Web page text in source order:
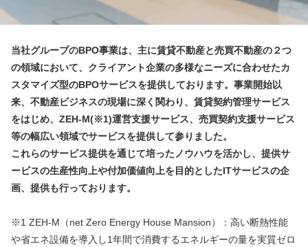
当社グループのBPO事業は、主に賃貸不動産と売買不動産の２つ
の領域において、クライアント企業の多様なニーズに合わせたカ
スタマイズ型のBPOサービスを提供しております。事業開始以
来、不動産ビジネスの現場に深く関わり、賃貸契約管理サービス
をはじめ、 ZEH-M(※1)運営支援サービス、売買契約支援サービス
等の幅広い領域でサービスを提供して参りました。
これらのサービス提供を通じて培ったノウハウを活かし、提供サ
ービスの生産性向上や付加価値向上を目的としたITサービスの企
画、提供も行っております。
※1 ZEH-M（net Zero Energy House Mansion）：高い断熱性能
や省エネ設備を導入し1年間で消費するエネルギーの量を実質ゼロ